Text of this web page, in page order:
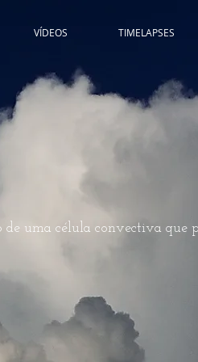
VÍDEOS TIMELAPSES
uma célula convectiva que